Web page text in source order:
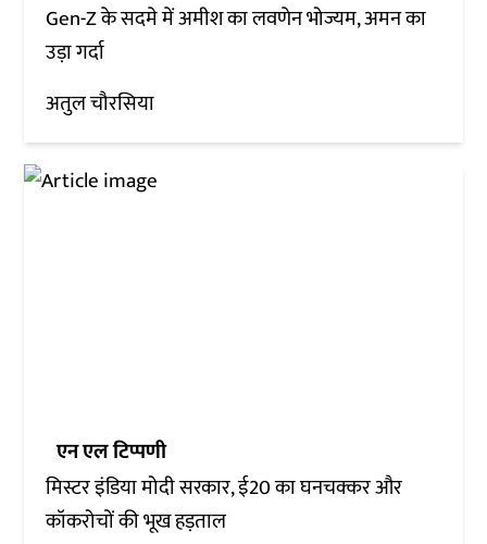
Gen-Z के सदमे में अमीश का लवणेन भोज्यम, अमन का
उड़ा गर्दा
अतुल चौरसिया
एन एल टिप्पणी
मिस्टर इंडिया मोदी सरकार, ई20 का घनचक्कर और
कॉकरोचों की भूख हड़ताल